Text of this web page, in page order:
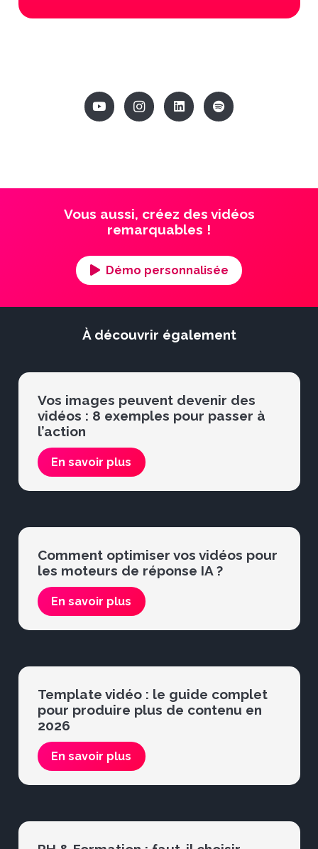
Vous aussi, créez des vidéos
remarquables !
Démo personnalisée
À découvrir également
Vos images peuvent devenir des
vidéos : 8 exemples pour passer à
l’action
En savoir plus
Comment optimiser vos vidéos pour
les moteurs de réponse IA ?
En savoir plus
Template vidéo : le guide complet
pour produire plus de contenu en
2026
En savoir plus